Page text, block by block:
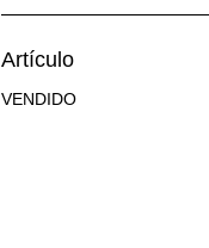
Artículo
VENDIDO